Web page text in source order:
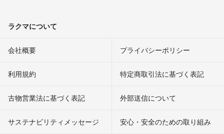
ラクマについて
会社概要 プライバシーポリシー
利用規約 特定商取引法に基づく表記
古物営業法に基づく表記 外部送信について
サステナビリティメッセージ 安心・安全のための取り組み